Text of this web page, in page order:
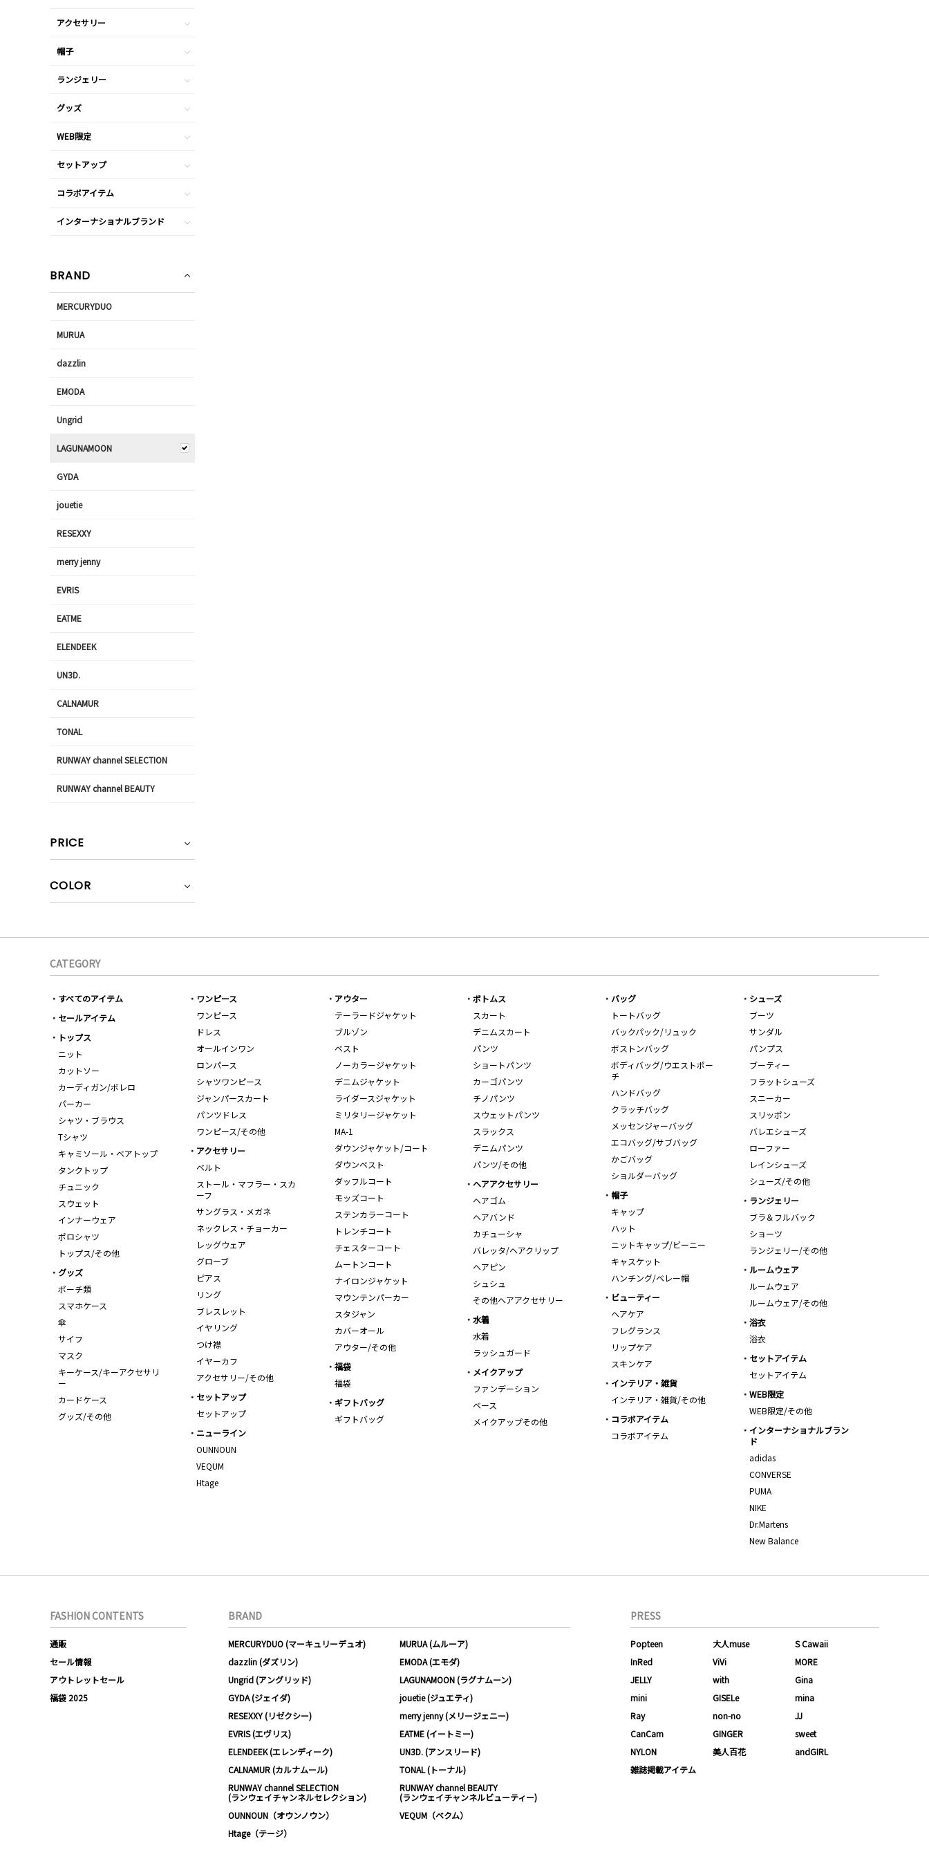
アクセサリー
帽子
ランジェリー
グッズ
WEB限定
セットアップ
コラボアイテム
インターナショナルブランド
BRAND
MERCURYDUO
MURUA
dazzlin
EMODA
Ungrid
LAGUNAMOON
GYDA
jouetie
RESEXXY
merry jenny
EVRIS
EATME
ELENDEEK
UN3D.
CALNAMUR
TONAL
RUNWAY channel SELECTION
RUNWAY channel BEAUTY
PRICE
COLOR
CATEGORY
すべてのアイテム
セールアイテム
トップス
ニット
カットソー
カーディガン/ボレロ
パーカー
シャツ・ブラウス
Tシャツ
キャミソール・ベアトップ
タンクトップ
チュニック
スウェット
インナーウェア
ポロシャツ
トップス/その他
ワンピース
ワンピース
ドレス
オールインワン
ロンパース
シャツワンピース
ジャンパースカート
パンツドレス
ワンピース/その他
アウター
テーラードジャケット
ブルゾン
ベスト
ノーカラージャケット
デニムジャケット
ライダースジャケット
ミリタリージャケット
MA-1
ダウンジャケット/コート
ダウンベスト
ダッフルコート
モッズコート
ステンカラーコート
トレンチコート
チェスターコート
ムートンコート
ナイロンジャケット
マウンテンパーカー
スタジャン
カバーオール
アウター/その他
ボトムス
スカート
デニムスカート
パンツ
ショートパンツ
カーゴパンツ
チノパンツ
スウェットパンツ
スラックス
デニムパンツ
パンツ/その他
バッグ
トートバッグ
バックパック/リュック
ボストンバッグ
ボディバッグ/ウエストポー
チ
ハンドバッグ
クラッチバッグ
メッセンジャーバッグ
エコバッグ/サブバッグ
かごバッグ
ショルダーバッグ
シューズ
ブーツ
サンダル
パンプス
ブーティー
フラットシューズ
スニーカー
スリッポン
バレエシューズ
ローファー
レインシューズ
シューズ/その他
アクセサリー
ベルト
ストール・マフラー・スカ
ーフ
サングラス・メガネ
ネックレス・チョーカー
レッグウェア
グローブ
ピアス
リング
ブレスレット
イヤリング
つけ襟
イヤーカフ
アクセサリー/その他
ヘアアクセサリー
ヘアゴム
ヘアバンド
カチューシャ
バレッタ/ヘアクリップ
ヘアピン
シュシュ
その他ヘアアクセサリー
帽子
キャップ
ハット
ニットキャップ/ビーニー
キャスケット
ハンチング/ベレー帽
ランジェリー
ブラ＆フルバック
ショーツ
ランジェリー/その他
ルームウェア
ルームウェア
ルームウェア/その他
グッズ
ポーチ類
スマホケース
傘
サイフ
マスク
キーケース/キーアクセサリ
ー
カードケース
グッズ/その他
ビューティー
ヘアケア
フレグランス
リップケア
スキンケア
水着
水着
ラッシュガード
浴衣
浴衣
セットアイテム
セットアイテム
福袋
福袋
メイクアップ
ファンデーション
ベース
メイクアップその他
インテリア・雑貨
インテリア・雑貨/その他
WEB限定
WEB限定/その他
セットアップ
セットアップ
ギフトバッグ
ギフトバッグ
コラボアイテム
コラボアイテム
インターナショナルブラン
ド
adidas
CONVERSE
PUMA
NIKE
Dr.Martens
New Balance
ニューライン
OUNNOUN
VEQUM
Htage
FASHION CONTENTS
通販
セール情報
アウトレットセール
福袋 2025
BRAND
MERCURYDUO (マーキュリーデュオ)
MURUA (ムルーア)
dazzlin (ダズリン)
EMODA (エモダ)
Ungrid (アングリッド)
LAGUNAMOON (ラグナムーン)
GYDA (ジェイダ)
jouetie (ジュエティ)
RESEXXY (リゼクシー)
merry jenny (メリージェニー)
EVRIS (エヴリス)
EATME (イートミー)
ELENDEEK (エレンディーク)
UN3D. (アンスリード)
CALNAMUR (カルナムール)
TONAL (トーナル)
RUNWAY channel SELECTION
(ランウェイチャンネルセレクション)
RUNWAY channel BEAUTY
(ランウェイチャンネルビューティー)
OUNNOUN（オウンノウン）
VEQUM（ベクム）
Htage（テージ）
PRESS
Popteen 大人muse
S Cawaii
InRed
ViVi
MORE
JELLY
with
Gina
mini
GISELe
mina
Ray
non-no
JJ
CanCam
GINGER
sweet
NYLON
美人百花
andGIRL
雑誌掲載アイテム